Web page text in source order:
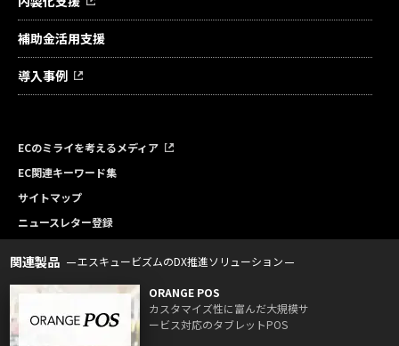
補助金活用支援
導入事例
ECのミライを考えるメディア
EC関連キーワード集
サイトマップ
ニュースレター登録
関連製品 エスキュービズムのDX推進ソリューション
ORANGE POS
カスタマイズ性に富んだ大規模サ
ービス対応のタブレットPOS